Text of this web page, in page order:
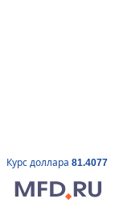
Курс доллара 81.4077